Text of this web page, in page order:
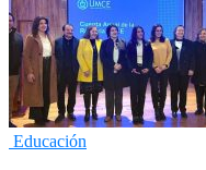
Educación